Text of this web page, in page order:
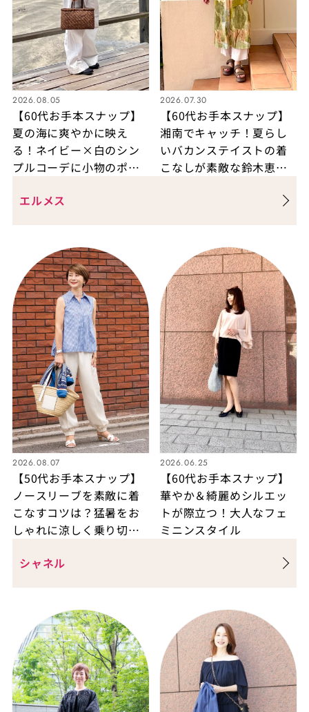
2026.08.05
【60代お手本スナップ】
夏の海に爽やかに映え
る！ネイビー×白のシン
プルコーデに小物のポイ
2026.07.30
【60代お手本スナップ】
湘南でキャッチ！夏らし
いバカンステイストの着
こなしが素敵な鈴木恵さ
エルメス
2026.08.07
【50代お手本スナップ】
ノースリーブを素敵に着
こなすコツは？猛暑をお
しゃれに涼しく乗り切る
2026.06.25
【60代お手本スナップ】
華やか＆綺麗めシルエッ
トが際立つ！大人なフェ
ミニンスタイル
シャネル